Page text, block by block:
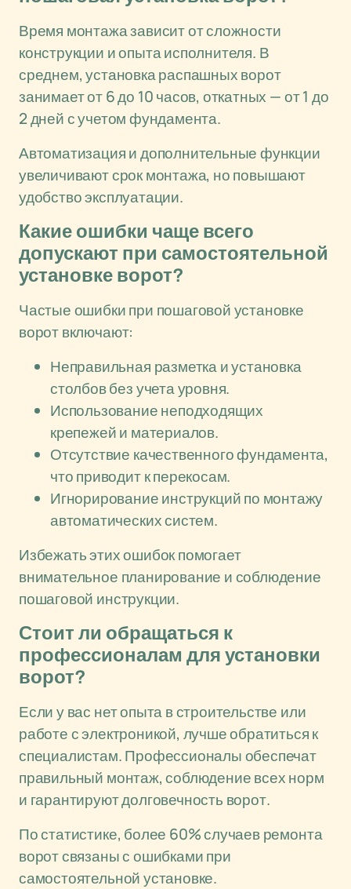
Время монтажа зависит от сложности
конструкции и опыта исполнителя. В
среднем, установка распашных ворот
занимает от 6 до 10 часов, откатных — от 1 до
2 дней с учетом фундамента.
Автоматизация и дополнительные функции
увеличивают срок монтажа, но повышают
удобство эксплуатации.
Какие ошибки чаще всего
допускают при самостоятельной
установке ворот?
Частые ошибки при пошаговой установке
ворот включают:
Неправильная разметка и установка
столбов без учета уровня.
Использование неподходящих
крепежей и материалов.
Отсутствие качественного фундамента,
что приводит к перекосам.
Игнорирование инструкций по монтажу
автоматических систем.
Избежать этих ошибок помогает
внимательное планирование и соблюдение
пошаговой инструкции.
Стоит ли обращаться к
профессионалам для установки
ворот?
Если у вас нет опыта в строительстве или
работе с электроникой, лучше обратиться к
специалистам. Профессионалы обеспечат
правильный монтаж, соблюдение всех норм
и гарантируют долговечность ворот.
По статистике, более 60% случаев ремонта
ворот связаны с ошибками при
самостоятельной установке.